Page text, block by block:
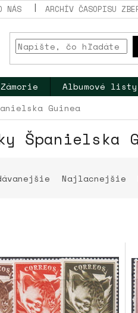
NÁS ARCHÍV ČASOPISU
Zámorie Albumové listy
Guinea
Španielska
Najlacnejšie